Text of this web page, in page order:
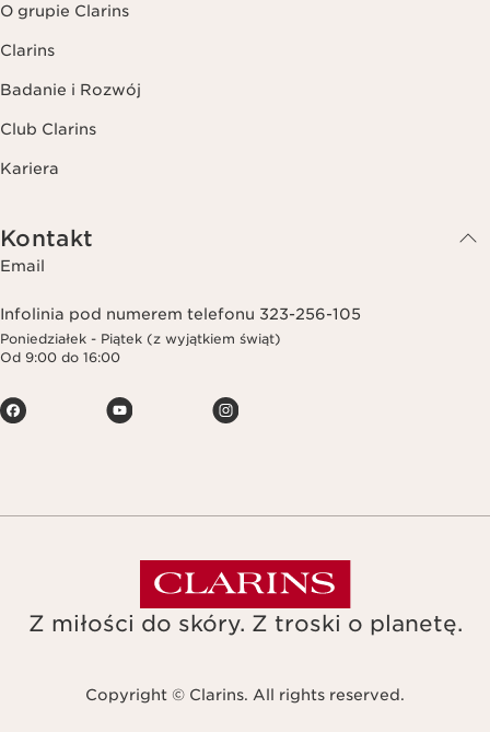
O grupie Clarins
Clarins
Badanie i Rozwój
Club Clarins
Kariera
Kontakt
Email
Infolinia pod numerem telefonu 323-256-105
Poniedziałek - Piątek (z wyjątkiem świąt)
Od 9:00 do 16:00
Z miłości do skóry. Z troski o planetę.
Copyright © Clarins. All rights reserved.